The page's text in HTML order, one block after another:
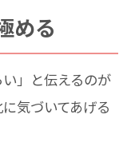
める
」と伝えるのが
気づいてあげる